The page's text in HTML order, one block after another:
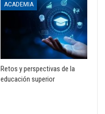
ACADEMIA
Retos y perspectivas de la
educación superior